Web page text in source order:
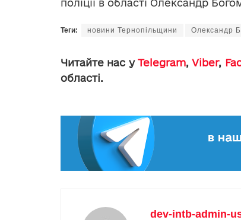
поліції в області Олександр
Теги: новини Тернопільщини Олександр
Читайте нас уTelegram,Viber,
області.
dev-intb-admin-